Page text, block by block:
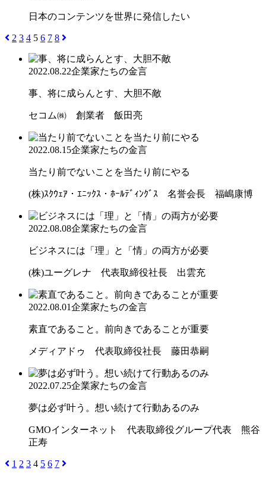
日本のコンテンツを世界に発信したい
2 3 4 5 6 7 8
2022.08.22企業家たちの金言
事、将に成らんとす、大胆不敵
セコム㈱ 創業者 飯田亮
2022.08.15企業家たちの金言
当たり前でないことを当たり前にやる
(株)ｽｸｳｪｱ・ｴﾆｯｸｽ・ﾎｰﾙﾃﾞｨﾝｸﾞｽ 名誉会長 福嶋康博
2022.08.08企業家たちの金言
ビジネスには「理」と「情」の両方が必要
(株)ユーグレナ 代表取締役社長 出雲充
2022.08.01企業家たちの金言
素直であること。前向きであることが重要
メディアドゥ 代表取締役社長 藤田恭嗣
2022.07.25企業家たちの金言
夢は必ず叶う。想い続けて行動あるのみ
GMOインターネット 代表取締役グループ代表 熊谷
正寿
1 2 3 4 5 6 7